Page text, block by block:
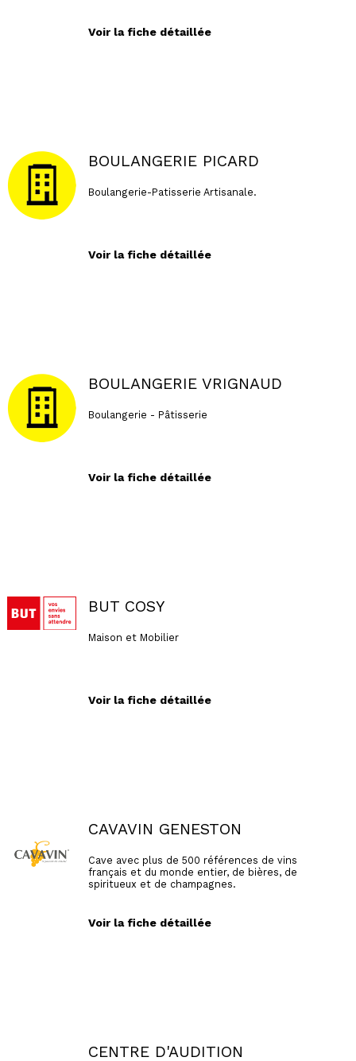
Voir la fiche détaillée
BOULANGERIE PICARD
Boulangerie-Patisserie Artisanale.
Voir la fiche détaillée
BOULANGERIE VRIGNAUD
Boulangerie - Pâtisserie
Voir la fiche détaillée
BUT COSY
Maison et Mobilier
Voir la fiche détaillée
CAVAVIN GENESTON
Cave avec plus de 500 références de vins
français et du monde entier, de bières, de
spiritueux et de champagnes.
Voir la fiche détaillée
CENTRE D'AUDITION